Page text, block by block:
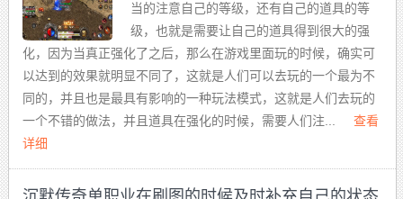
当的注意自己的等级，还有自己的道具的等
级，也就是需要让自己的道具得到很大的强
化，因为当真正强化了之后，那么在游戏里面玩的时候，确实可
以达到的效果就明显不同了，这就是人们可以去玩的一个最为不
同的，并且也是最具有影响的一种玩法模式，这就是人们去玩的
一个不错的做法，并且道具在强化的时候，需要人们注...
查看
详细